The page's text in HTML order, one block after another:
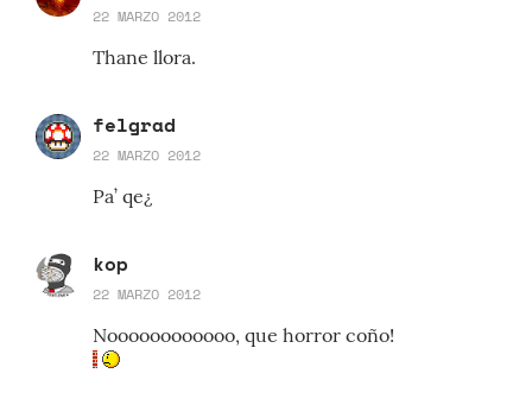
22 MARZO 2012
Thane llora.
felgrad
22 MARZO 2012
Pa’ qe¿
kop
22 MARZO 2012
Noooooooooooo, que horror coño!